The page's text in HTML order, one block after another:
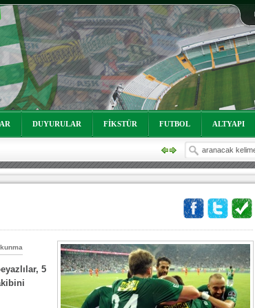
DUYURULAR FİKSTÜR FUTBOL ALTYAPI
5